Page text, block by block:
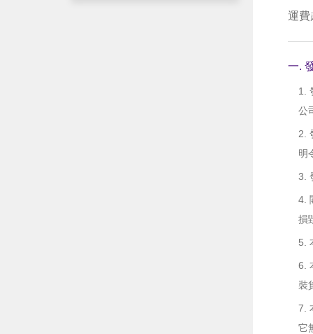
運費
一.
1.
公
2.
明
3.
4.
損
5.
6.
裝
7.
它